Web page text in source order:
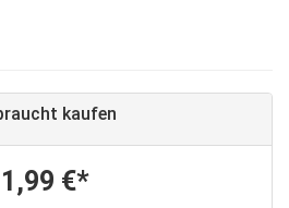
kaufen
1,99 €*